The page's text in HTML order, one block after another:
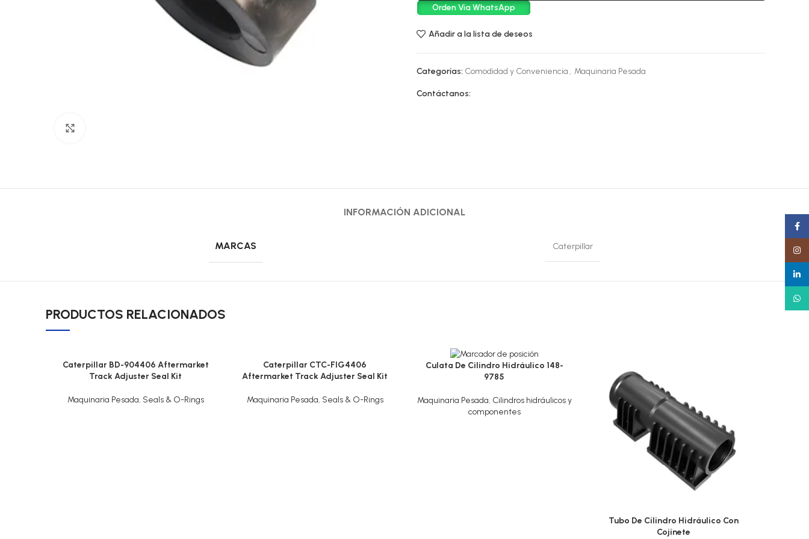
Orden Vía WhatsApp
Añadir a la lista de deseos
Categorías: Comodidad y Conveniencia , Maquinaria Pesada
Contáctanos:
INFORMACIÓN ADICIONAL
MARCAS Caterpillar
PRODUCTOS RELACIONADOS
Caterpillar BD-904406 Aftermarket
Track Adjuster Seal Kit
Maquinaria Pesada, Seals & O-Rings
Caterpillar CTC-FIG4406
Aftermarket Track Adjuster Seal Kit
Maquinaria Pesada, Seals & O-Rings
Culata De Cilindro Hidráulico 148-
9785
Maquinaria Pesada, Cilindros hidráulicos y
componentes
Tubo De Cilindro Hidráulico Con
Cojinete